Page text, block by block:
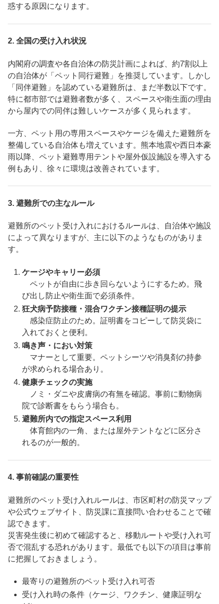
惑する原因になります。
2. 全国の受け入れ状況
内閣府の調査や各自治体の防災計画によれば、約7割以上
の自治体が「ペット同行避難」を推奨しています。しかし
「同伴避難」を認めている避難所は、まだ半数以下です。
特に都市部では避難者数が多く、スペースや衛生面の理由
から屋内での同伴は難しいケースが多く見られます。
一方、ペット用の専用スペースやケージを備えた避難所を
整備している自治体も増えています。熊本地震や西日本豪
雨以降、ペット避難専用テントや屋外仮設施設を導入する
例もあり、徐々に環境は改善されています。
3. 避難所での主なルール
避難所のペット受け入れにおけるルールは、自治体や施設
によって異なりますが、主に以下のようなものがありま
す。
ケージやキャリー必須
ペットが自由に歩き回らないようにするため。飛
び出し防止や衛生面で必須条件。
狂犬病予防接種・混合ワクチン接種証明の提示
感染症防止のため。証明書をコピーして防災袋に
入れておくと便利。
鳴き声・におい対策
マナーとして重要。ペットシーツや消臭剤の持参
が求められる場合あり。
健康チェックの実施
ノミ・ダニや皮膚病の有無を確認。事前に動物病
院で診断書をもらう場合も。
避難所内での指定スペース利用
体育館内の一角、または屋外テントなどに区分さ
れるのが一般的。
4. 事前確認の重要性
避難所のペット受け入れルールは、市区町村の防災マップ
や公式ウェブサイト、防災課に直接問い合わせることで確
認できます。
災害発生後に初めて確認すると、移動ルートや受け入れ可
否で混乱する恐れがあります。最低でも以下の項目は事前
に把握しておきましょう。
最寄りの避難所のペット受け入れ可否
受け入れ時の条件（ケージ、ワクチン、健康証明な